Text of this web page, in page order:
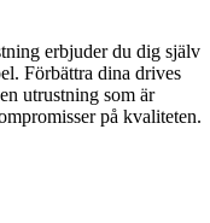
erbjuder du dig själv
Förbättra dina drives
utrustning som är
på kvaliteten.